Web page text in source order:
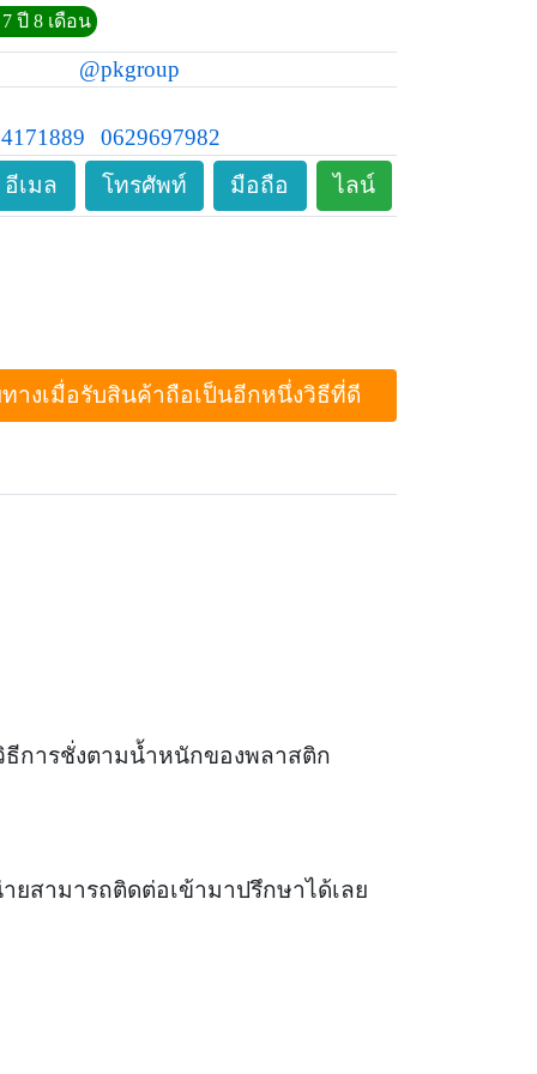
ปี 8 เดือน
@pkgroup
0629697982
อีเมล
โทรศัพท์ มือถือ ไลน์
างเมื่อรับสินค้าถือเป็นอีกหนึ่งวิธีที่ดี
ธีการชั่งตามน้ำหนักของพลาสติก
ยสามารถติดต่อเข้ามาปรึกษาได้เลย